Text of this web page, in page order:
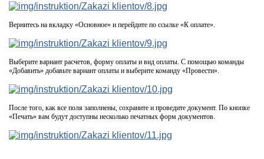
Вернитесь на вкладку «Основное» и перейдите по ссылке «К оплате».
Выберите вариант расчетов, форму оплаты и вид оплаты. С помощью команды
«Добавить» добавьте вариант оплаты и выберите команду «Провести».
После того, как все поля заполнены, сохраните и проведите документ. По кнопке
«Печать» вам будут доступны несколько печатных форм документов.